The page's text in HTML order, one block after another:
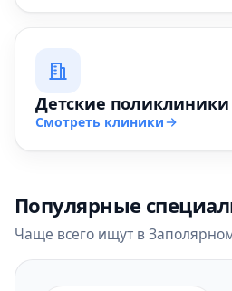
Детские поликлиники
Смотреть клиники
Популярные
Чаще всего ищут в